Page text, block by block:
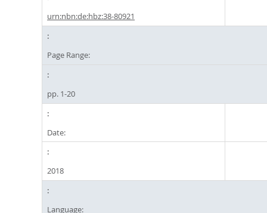
urn:nbn:de:hbz:38-80921
Page Range:
pp. 1-20
Date:
2018
Language: